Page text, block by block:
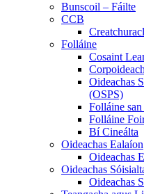
Bunscoil – Fáilte
CCB
Folláine
Cosaint
Oideachas
(OSPS)
Folláine
Folláine
Bí Cineálta
Oideachas Ealaíon
Oideachas
Oideachas
Oideachas